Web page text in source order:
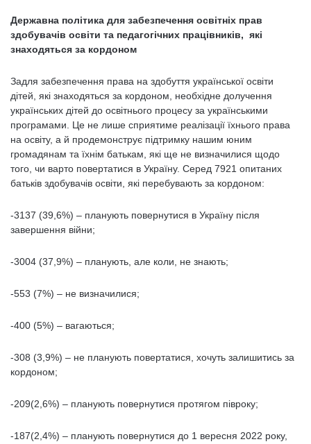
Державна політика для забезпечення освітніх прав
здобувачів освіти та педагогічних працівників, які
знаходяться за кордоном
Задля забезпечення права на здобуття української освіти
дітей, які знаходяться за кордоном, необхідне долучення
українських дітей до освітнього процесу за українськими
програмами. Це не лише сприятиме реалізації їхнього права
на освіту, а й продемонструє підтримку нашим юним
громадянам та їхнім батькам, які ще не визначилися щодо
того, чи варто повертатися в Україну. Серед 7921 опитаних
батьків здобувачів освіти, які перебувають за кордоном:
-3137 (39,6%) – планують повернутися в Україну після
завершення війни;
-3004 (37,9%) – планують, але коли, не знають;
-553 (7%) – не визначилися;
-400 (5%) – вагаються;
-308 (3,9%) – не планують повертатися, хочуть залишитись за
кордоном;
-209(2,6%) – планують повернутися протягом півроку;
-187(2,4%) – планують повернутися до 1 вересня 2022 року,